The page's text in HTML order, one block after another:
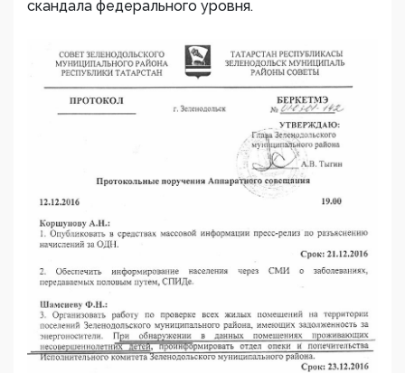
скандала федерального уровня.